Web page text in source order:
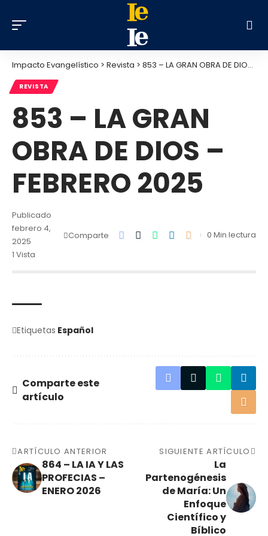
Impacto Evangelístico > Revista > 853 – LA GRAN OBRA DE DIOS – FEBRERO 2025
REVISTA
853 – LA GRAN
OBRA DE DIOS –
FEBRERO 2025
Publicado
febrero 4,
2025
1 Vista
Comparte 0 Min lectura
Etiquetas Español
Comparte este
artículo
ARTÍCULO ANTERIOR
864 – LA IA Y LAS
PROFECIAS –
ENERO 2026
SIGUIENTE ARTÍCULO
La
Partenogénesis
de María: Un
Enfoque
Científico y
Bíblico